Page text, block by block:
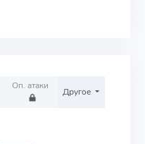
Оп. атаки
Другое